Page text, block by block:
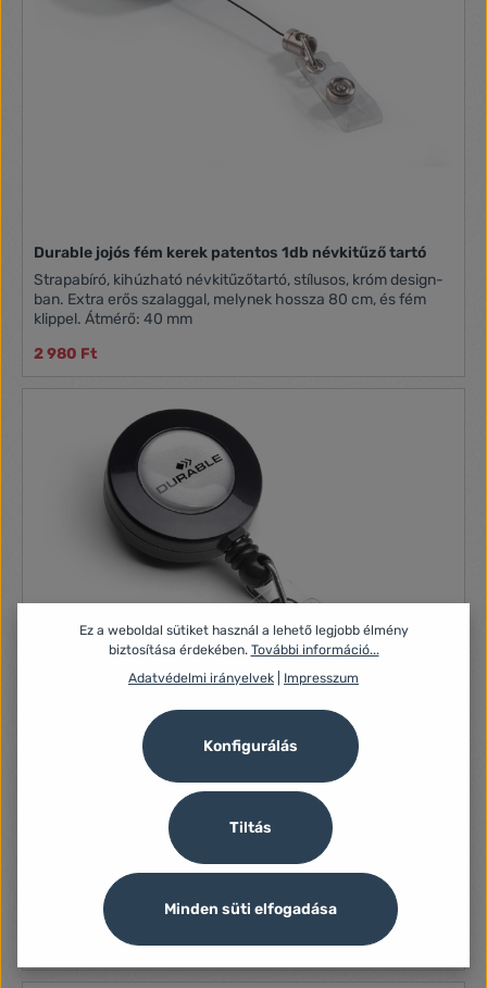
Durable jojós fém kerek patentos 1db névkitűző tartó
Strapabíró, kihúzható névkitűzőtartó, stílusos, króm design-
ban. Extra erős szalaggal, melynek hossza 80 cm, és fém
klippel. Átmérő: 40 mm
2 980 Ft
Durable jojós patentos 1db fekete színű névjegytartó
minden kivágással rendelkező DURABLE névkitűzővel
használható Hossz: kb. 85 cm Iideálisan használható
biztonsági kártyatartóval (8118)
Ez a weboldal sütiket használ a lehető legjobb élmény
biztosítása érdekében. További információ...
Adatvédelmi irányelvek
Impresszum
Tiltás
Konfigurálás
Minden süti elfogadása